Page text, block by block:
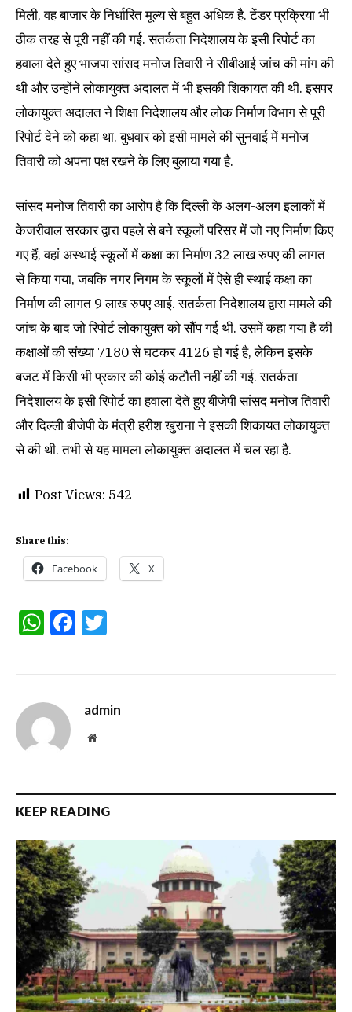
मिली, वह बाजार के निर्धारित मूल्य से बहुत अधिक है. टेंडर प्रक्रिया भी
ठीक तरह से पूरी नहीं की गई. सतर्कता निदेशालय के इसी रिपोर्ट का
हवाला देते हुए भाजपा सांसद मनोज तिवारी ने सीबीआई जांच की मांग की
थी और उन्होंने लोकायुक्त अदालत में भी इसकी शिकायत की थी. इसपर
लोकायुक्त अदालत ने शिक्षा निदेशालय और लोक निर्माण विभाग से पूरी
रिपोर्ट देने को कहा था. बुधवार को इसी मामले की सुनवाई में मनोज
तिवारी को अपना पक्ष रखने के लिए बुलाया गया है.
सांसद मनोज तिवारी का आरोप है कि दिल्ली के अलग-अलग इलाकों में
केजरीवाल सरकार द्वारा पहले से बने स्कूलों परिसर में जो नए निर्माण किए
गए हैं, वहां अस्थाई स्कूलों में कक्षा का निर्माण 32 लाख रुपए की लागत
से किया गया, जबकि नगर निगम के स्कूलों में ऐसे ही स्थाई कक्षा का
निर्माण की लागत 9 लाख रुपए आई. सतर्कता निदेशालय द्वारा मामले की
जांच के बाद जो रिपोर्ट लोकायुक्त को सौंप गई थी. उसमें कहा गया है की
कक्षाओं की संख्या 7180 से घटकर 4126 हो गई है, लेकिन इसके
बजट में किसी भी प्रकार की कोई कटौती नहीं की गई. सतर्कता
निदेशालय के इसी रिपोर्ट का हवाला देते हुए बीजेपी सांसद मनोज तिवारी
और दिल्ली बीजेपी के मंत्री हरीश खुराना ने इसकी शिकायत लोकायुक्त
से की थी. तभी से यह मामला लोकायुक्त अदालत में चल रहा है.
Post Views: 542
Share this:
Facebook X
WhatsApp
Facebook
admin
Website
KEEP READING